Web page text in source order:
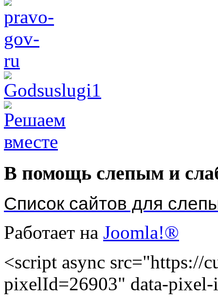
В помощь слепым и
Список сайтов для
Работает на Joomla!®
<script async src="https://
pixelId=26903" data-